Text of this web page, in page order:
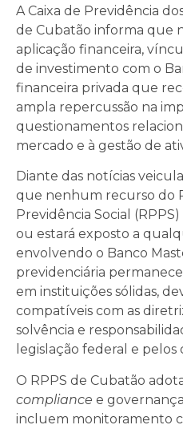
A Caixa de Previdência
de Cubatão informa que
aplicação financeira,
de investimento com o
financeira privada que
ampla repercussão na
questionamentos
mercado e à gestão de
Diante das notícias
que nenhum recurso do
Previdência Social
ou estará exposto a
envolvendo o Banco
previdenciária
em instituições sólidas,
compatíveis com as
solvência e
legislação federal e pelos
O RPPS de Cubatão
compliance e
incluem monitoramento